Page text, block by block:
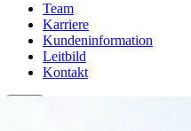
Team
Karriere
Kundeninformation
Leitbild
Kontakt